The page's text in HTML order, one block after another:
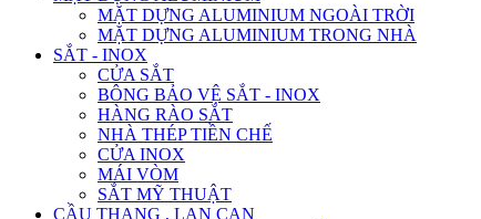
MẶT DỰNG ALUMINIUM NGOÀI TRỜI
MẶT DỰNG ALUMINIUM TRONG NHÀ
SẮT - INOX
CỬA SẮT
BÔNG BẢO VỆ SẮT - INOX
HÀNG RÀO SẮT
NHÀ THÉP TIỀN CHẾ
CỬA INOX
MÁI VÒM
SẮT MỸ THUẬT
CẦU THANG , LAN CAN